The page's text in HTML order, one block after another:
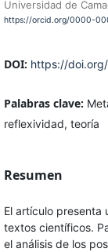
Universidad de
https://orcid.org/0000-
DOI: https://
Palabras clave:
reflexividad, teoría
Resumen
El artículo presenta
textos científicos.
el análisis de los